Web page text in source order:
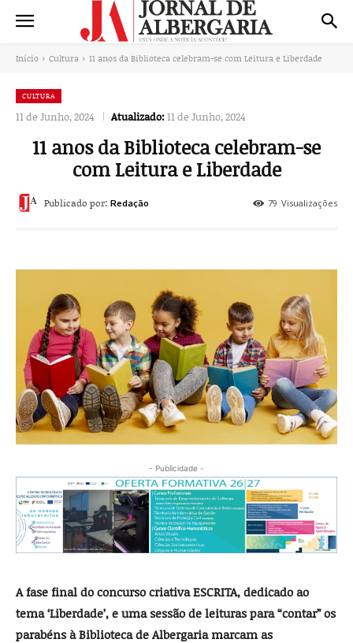
Início Cultura 11 anos da Biblioteca celebram-se com Leitura e Liberdade
CULTURA
11 de Junho, 2024 Atualizado:11 de Junho, 2024
11 anos da Biblioteca celebram-se
com Leitura e Liberdade
79 Visualizações
Publicado por: Redação
- Publicidade -
A fase final do concurso criativa ESCRITA, dedicado ao
tema ‘Liberdade’, e uma sessão de leituras para “contar” os
parabéns à Biblioteca de Albergaria marcam as